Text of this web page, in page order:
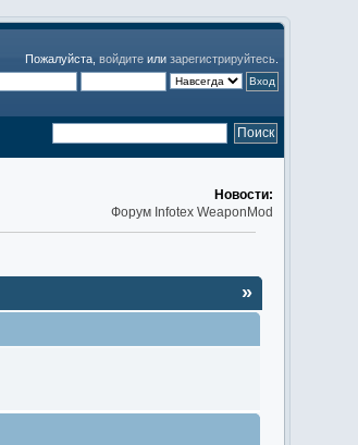
Пожалуйста, войдитеили зарегистрируйтесь.
Новости:
Форум Infotex WeaponMod
»